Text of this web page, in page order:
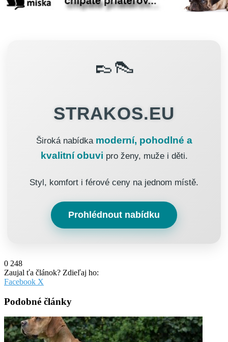
👞👠
STRAKOS.EU
Široká nabídka moderní, pohodlné a
kvalitní obuvi pro ženy, muže i děti.
Styl, komfort i férové ceny na jednom místě.
Prohlédnout nabídku
0 248
Zaujal ťa článok? Zdieľaj ho:
Facebook X
Email
Podobné články